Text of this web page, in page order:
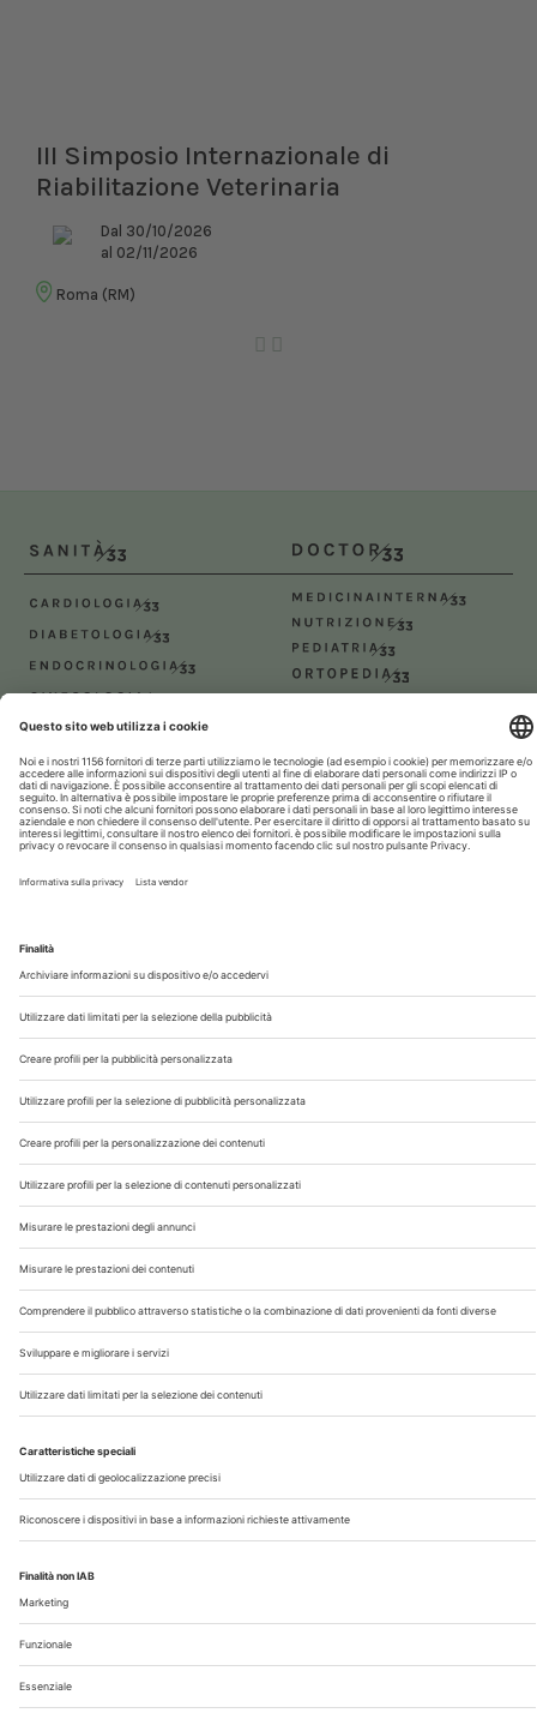
Internazionale di
Veterinaria
Dal 30/10/2026
al 02/11/2026
(RM)
Chi Siamo
Contatti
Note Legali
Privacy
©2026 Edra S.p.a | www.edraspa.it | P.iva 08056040960
| Tel. 02/881841 | Sede legale: Viale Enrico Forlanini 21 -
20134 Milano (Italy)